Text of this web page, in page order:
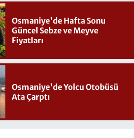
Osmaniye'de Hafta Sonu
Güncel Sebze ve Meyve
Fiyatları
Osmaniye'de Yolcu Otobüsü
Ata Çarptı